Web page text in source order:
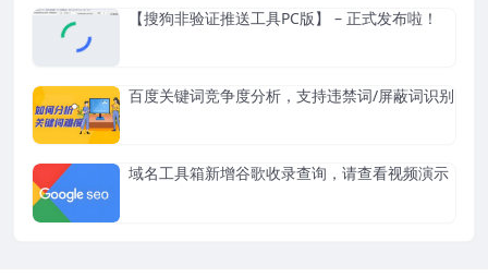
【搜狗非验证推送工具PC版】 – 正式发布啦！
百度关键词竞争度分析，支持违禁词/屏蔽词识别
域名工具箱新增谷歌收录查询，请查看视频演示